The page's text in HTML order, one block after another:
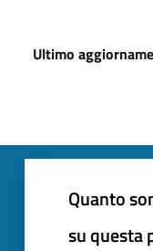
Ultimo
Quanto
su questa